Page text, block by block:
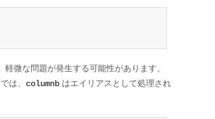
微な問題が発生する可能性があります。
は、
columnb はエイリアスとして処理され